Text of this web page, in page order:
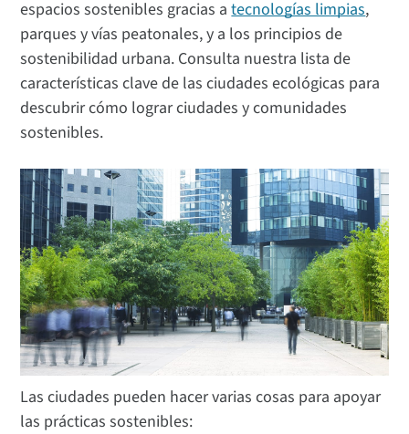
espacios sostenibles gracias atecnologías limpias,
parques y vías peatonales, y a los principios de
sostenibilidad urbana. Consulta nuestra lista de
características clave de las ciudades ecológicas para
descubrir cómo lograr ciudades y comunidades
sostenibles.
Las ciudades pueden hacer varias cosas para apoyar
las prácticas sostenibles: